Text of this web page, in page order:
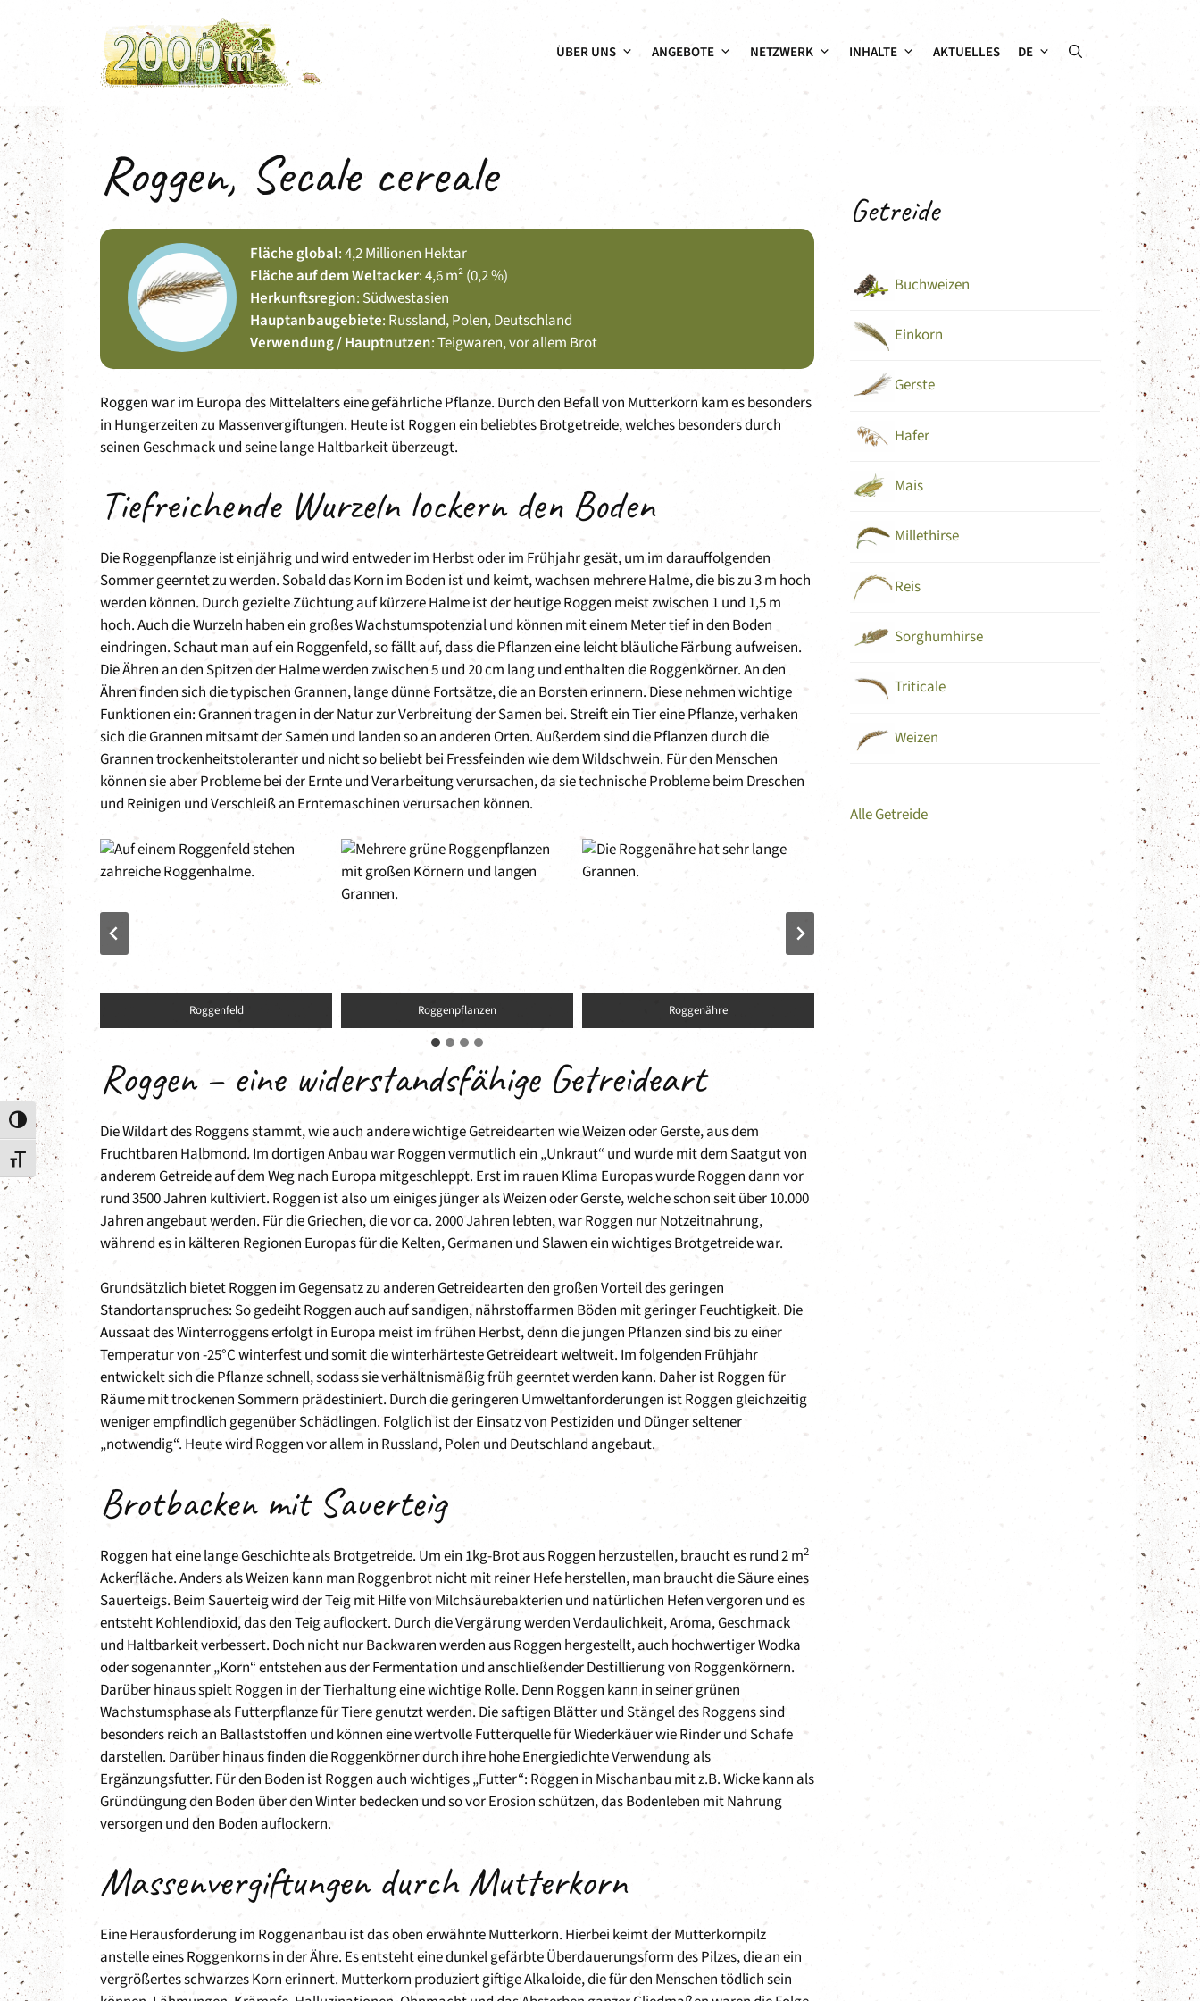
Umschalten auf hohe Kontraste
Schrift vergrößern
ÜBER UNS ANGEBOTE NETZWERK INHALTE AKTUELLES DE
Roggen, Secale cereale
Fläche global: 4,2 Millionen Hektar
Fläche auf dem Weltacker: 4,6 m² (0,2 %)
Herkunftsregion: Südwestasien
Hauptanbaugebiete: Russland, Polen, Deutschland
Verwendung / Hauptnutzen: Teigwaren, vor allem Brot
Roggen war im Europa des Mittelalters eine gefährliche Pflanze. Durch den Befall von Mutterkorn kam es besonders
in Hungerzeiten zu Massenvergiftungen. Heute ist Roggen ein beliebtes Brotgetreide, welches besonders durch
seinen Geschmack und seine lange Haltbarkeit überzeugt.
Tiefreichende Wurzeln lockern den Boden
Die Roggenpflanze ist einjährig und wird entweder im Herbst oder im Frühjahr gesät, um im darauffolgenden
Sommer geerntet zu werden. Sobald das Korn im Boden ist und keimt, wachsen mehrere Halme, die bis zu 3 m hoch
werden können. Durch gezielte Züchtung auf kürzere Halme ist der heutige Roggen meist zwischen 1 und 1,5 m
hoch. Auch die Wurzeln haben ein großes Wachstumspotenzial und können mit einem Meter tief in den Boden
eindringen. Schaut man auf ein Roggenfeld, so fällt auf, dass die Pflanzen eine leicht bläuliche Färbung aufweisen.
Die Ähren an den Spitzen der Halme werden zwischen 5 und 20 cm lang und enthalten die Roggenkörner. An den
Ähren finden sich die typischen Grannen, lange dünne Fortsätze, die an Borsten erinnern. Diese nehmen wichtige
Funktionen ein: Grannen tragen in der Natur zur Verbreitung der Samen bei. Streift ein Tier eine Pflanze, verhaken
sich die Grannen mitsamt der Samen und landen so an anderen Orten. Außerdem sind die Pflanzen durch die
Grannen trockenheitstoleranter und nicht so beliebt bei Fressfeinden wie dem Wildschwein. Für den Menschen
können sie aber Probleme bei der Ernte und Verarbeitung verursachen, da sie technische Probleme beim Dreschen
und Reinigen und Verschleiß an Erntemaschinen verursachen können.
Roggenfeld Roggenpflanzen Roggenähre
Roggen – eine widerstandsfähige Getreideart
Die Wildart des Roggens stammt, wie auch andere wichtige Getreidearten wie Weizen oder Gerste, aus dem
Fruchtbaren Halbmond. Im dortigen Anbau war Roggen vermutlich ein „Unkraut“ und wurde mit dem Saatgut von
anderem Getreide auf dem Weg nach Europa mitgeschleppt. Erst im rauen Klima Europas wurde Roggen dann vor
rund 3500 Jahren kultiviert. Roggen ist also um einiges jünger als Weizen oder Gerste, welche schon seit über 10.000
Jahren angebaut werden. Für die Griechen, die vor ca. 2000 Jahren lebten, war Roggen nur Notzeitnahrung,
während es in kälteren Regionen Europas für die Kelten, Germanen und Slawen ein wichtiges Brotgetreide war.
Grundsätzlich bietet Roggen im Gegensatz zu anderen Getreidearten den großen Vorteil des geringen
Standortanspruches: So gedeiht Roggen auch auf sandigen, nährstoffarmen Böden mit geringer Feuchtigkeit. Die
Aussaat des Winterroggens erfolgt in Europa meist im frühen Herbst, denn die jungen Pflanzen sind bis zu einer
Temperatur von -25°C winterfest und somit die winterhärteste Getreideart weltweit. Im folgenden Frühjahr
entwickelt sich die Pflanze schnell, sodass sie verhältnismäßig früh geerntet werden kann. Daher ist Roggen für
Räume mit trockenen Sommern prädestiniert. Durch die geringeren Umweltanforderungen ist Roggen gleichzeitig
weniger empfindlich gegenüber Schädlingen. Folglich ist der Einsatz von Pestiziden und Dünger seltener
„notwendig“. Heute wird Roggen vor allem in Russland, Polen und Deutschland angebaut.
Brotbacken mit Sauerteig
Roggen hat eine lange Geschichte als Brotgetreide. Um ein 1kg-Brot aus Roggen herzustellen, braucht es rund 2 m2
Ackerfläche. Anders als Weizen kann man Roggenbrot nicht mit reiner Hefe herstellen, man braucht die Säure eines
Sauerteigs. Beim Sauerteig wird der Teig mit Hilfe von Milchsäurebakterien und natürlichen Hefen vergoren und es
entsteht Kohlendioxid, das den Teig auflockert. Durch die Vergärung werden Verdaulichkeit, Aroma, Geschmack
und Haltbarkeit verbessert. Doch nicht nur Backwaren werden aus Roggen hergestellt, auch hochwertiger Wodka
oder sogenannter „Korn“ entstehen aus der Fermentation und anschließender Destillierung von Roggenkörnern.
Darüber hinaus spielt Roggen in der Tierhaltung eine wichtige Rolle. Denn Roggen kann in seiner grünen
Wachstumsphase als Futterpflanze für Tiere genutzt werden. Die saftigen Blätter und Stängel des Roggens sind
besonders reich an Ballaststoffen und können eine wertvolle Futterquelle für Wiederkäuer wie Rinder und Schafe
darstellen. Darüber hinaus finden die Roggenkörner durch ihre hohe Energiedichte Verwendung als
Ergänzungsfutter. Für den Boden ist Roggen auch wichtiges „Futter“: Roggen in Mischanbau mit z.B. Wicke kann als
Gründüngung den Boden über den Winter bedecken und so vor Erosion schützen, das Bodenleben mit Nahrung
versorgen und den Boden auflockern.
Massenvergiftungen durch Mutterkorn
Eine Herausforderung im Roggenanbau ist das oben erwähnte Mutterkorn. Hierbei keimt der Mutterkornpilz
anstelle eines Roggenkorns in der Ähre. Es entsteht eine dunkel gefärbte Überdauerungsform des Pilzes, die an ein
vergrößertes schwarzes Korn erinnert. Mutterkorn produziert giftige Alkaloide, die für den Menschen tödlich sein
Getreide
Buchweizen
Einkorn
Gerste
Hafer
Mais
Millethirse
Reis
Sorghumhirse
Triticale
Weizen
Alle Getreide